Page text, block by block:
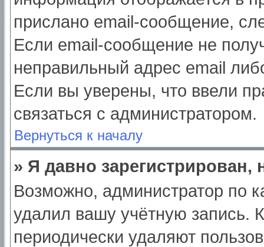
прислано email-сообщение,
Если email-сообщение не
неправильный адрес email
Если вы уверены, что ввели
связаться с администратором.
Вернуться к началу
» Я давно
Возможно, администратор по
удалил вашу учётную запись.
периодически удаляют